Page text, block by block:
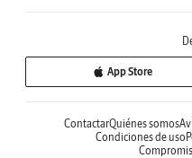
App Store
ContactarQuiénes somos
Condiciones de uso